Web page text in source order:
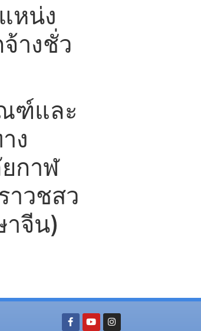
หน่ง
างชั่ว
ฑ์และ
ง
กาฬ
าวชสว
าจีน)